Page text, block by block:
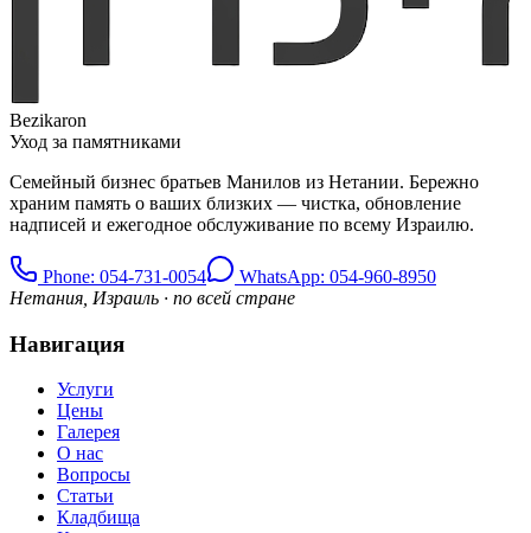
Bezikaron
Уход за памятниками
Семейный бизнес братьев Манилов из Нетании. Бережно
храним память о ваших близких — чистка, обновление
надписей и ежегодное обслуживание по всему Израилю.
Phone: 054-731-0054
WhatsApp: 054-960-8950
Нетания, Израиль · по всей стране
Навигация
Услуги
Цены
Галерея
О нас
Вопросы
Статьи
Кладбища